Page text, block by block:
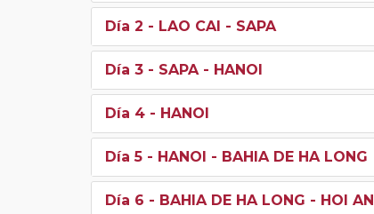
Día 2 - LAO CAI - SAPA
Día 3 - SAPA - HANOI
Día 4 - HANOI
Día 5 - HANOI - BAHIA DE HA LONG
Día 6 - BAHIA DE HA LONG - HOI AN